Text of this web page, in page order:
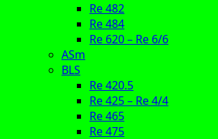
Re 482
Re 484
Re 620 – Re 6/6
ASm
BLS
Re 420.5
Re 425 – Re 4/4
Re 465
Re 475